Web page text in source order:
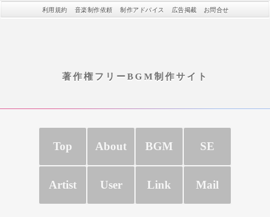
著作権フリーBGM制作サイト
利用規約 音楽制作依頼 制作アドバイス 広告掲載 お問合せ
Top About BGM SE
Artist User Link Mail